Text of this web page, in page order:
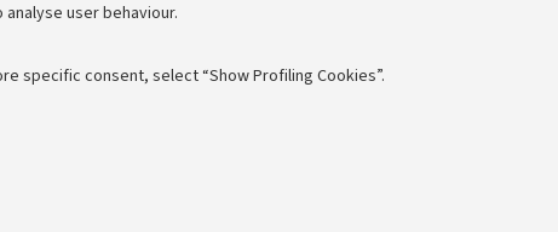
user behaviour.
specific consent, select “Show Profiling Cookies”.
Accessibility statement